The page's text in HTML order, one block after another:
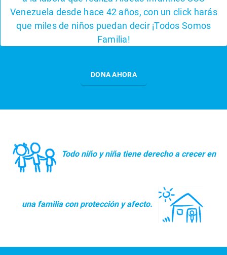
Venezuela desde hace 42 años, con un click harás
que miles de niños puedan decir ¡Todos Somos
Familia!
DONA AHORA
El pasado 26 de abril se inauguró la nueva sede del
Centro Social de Petare de Aldeas Infantiles SOS
Venezuela, gracias al apoyo de nuestros Amigos
SOS, aliados, en especial de Fundación Plaza´s.
DONA AHORA
¡Tu puedes ayudar a cambiar esto!
Con su apoyo más niños y niñas pueden contar con
una familia que los quiera y proteja, así como
construir un presente y futuro mejor.
Todo niño y niña tiene derecho a crecer en
una familia con protección y afecto.